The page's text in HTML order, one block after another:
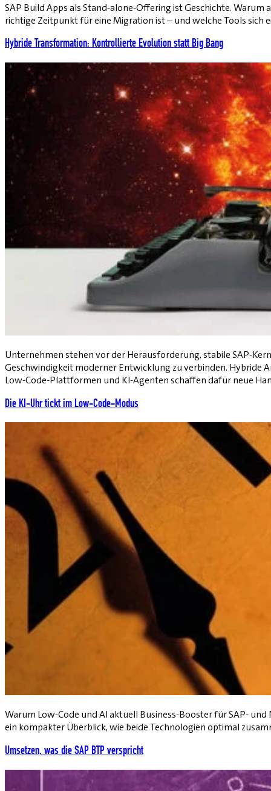
SAP Build Apps als Stand-alone-Offering ist Geschichte.
richtige Zeitpunkt für eine Migration ist – und welche Tools sich
Hybride Transformation: Kontrollierte Evolution statt Big Bang
Unternehmen stehen vor der Herausforderung, stabile SAP-
Geschwindigkeit moderner Entwicklung zu verbinden. Hybride
Low-Code-Plattformen und KI-Agenten schaffen dafür neue
Die KI-Uhr tickt im Low-Code-Modus
Warum Low-Code und AI aktuell Business-Booster für SAP-
ein kompakter Überblick, wie beide Technologien optimal
Umsetzen, was die SAP BTP verspricht